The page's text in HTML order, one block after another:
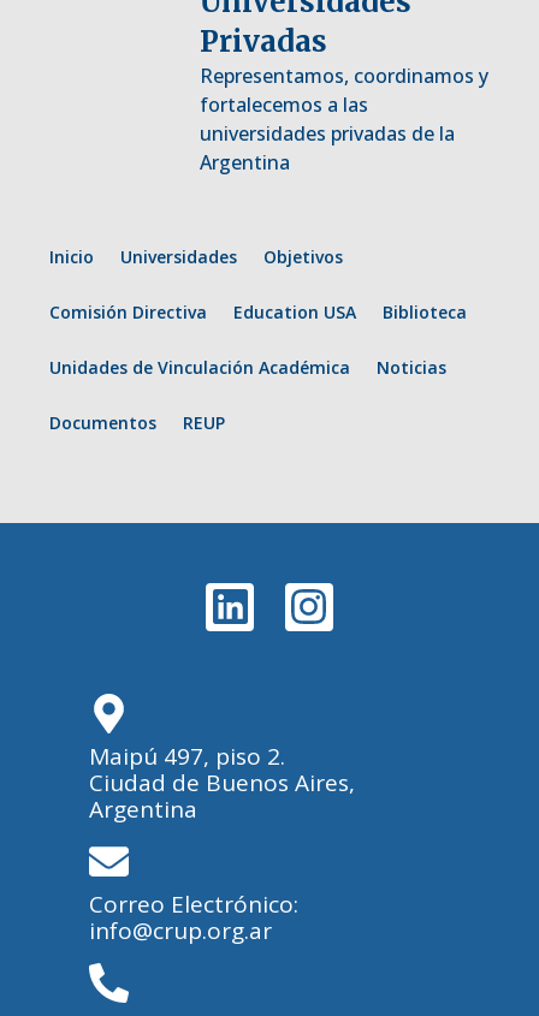
Privadas
Representamos, coordinamos y
fortalecemos a las
universidades privadas de la
Argentina
Inicio Universidades Objetivos
Comisión Directiva Education USA Biblioteca
Unidades de Vinculación Académica Noticias
Documentos REUP
Maipú 497, piso 2.
Ciudad de Buenos Aires,
Argentina
Correo Electrónico:
info@crup.org.ar